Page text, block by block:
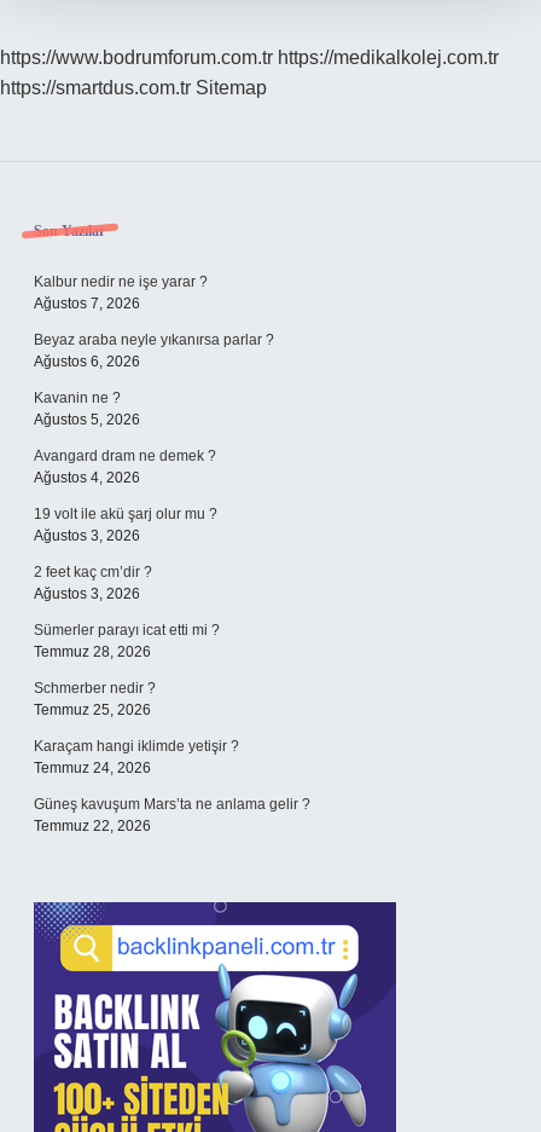
https://www.bodrumforum.com.tr https://medikalkolej.com.tr
https://smartdus.com.tr Sitemap
Sidebar
Son Yazılar
Kalbur nedir ne işe yarar ?
Ağustos 7, 2026
Beyaz araba neyle yıkanırsa parlar ?
Ağustos 6, 2026
Kavanin ne ?
Ağustos 5, 2026
Avangard dram ne demek ?
Ağustos 4, 2026
19 volt ile akü şarj olur mu ?
Ağustos 3, 2026
2 feet kaç cm’dir ?
Ağustos 3, 2026
Sümerler parayı icat etti mi ?
Temmuz 28, 2026
Schmerber nedir ?
Temmuz 25, 2026
Karaçam hangi iklimde yetişir ?
Temmuz 24, 2026
Güneş kavuşum Mars’ta ne anlama gelir ?
Temmuz 22, 2026